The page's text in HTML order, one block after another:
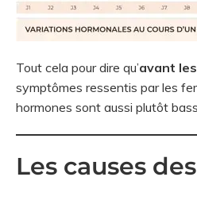
Tout cela pour dire qu’avant
symptômes ressentis par les
hormones sont aussi plutôt
Les causes